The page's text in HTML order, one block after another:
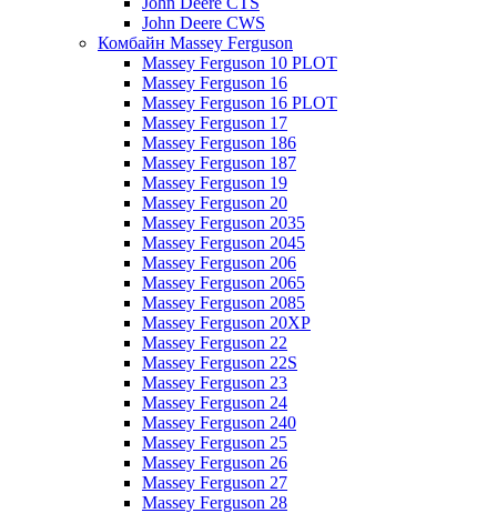
John Deere CWS
Комбайн Massey Ferguson
Massey Ferguson 10 PLOT
Massey Ferguson 16
Massey Ferguson 16 PLOT
Massey Ferguson 17
Massey Ferguson 186
Massey Ferguson 187
Massey Ferguson 19
Massey Ferguson 20
Massey Ferguson 2035
Massey Ferguson 2045
Massey Ferguson 206
Massey Ferguson 2065
Massey Ferguson 2085
Massey Ferguson 20XP
Massey Ferguson 22
Massey Ferguson 22S
Massey Ferguson 23
Massey Ferguson 24
Massey Ferguson 240
Massey Ferguson 25
Massey Ferguson 26
Massey Ferguson 27
Massey Ferguson 28